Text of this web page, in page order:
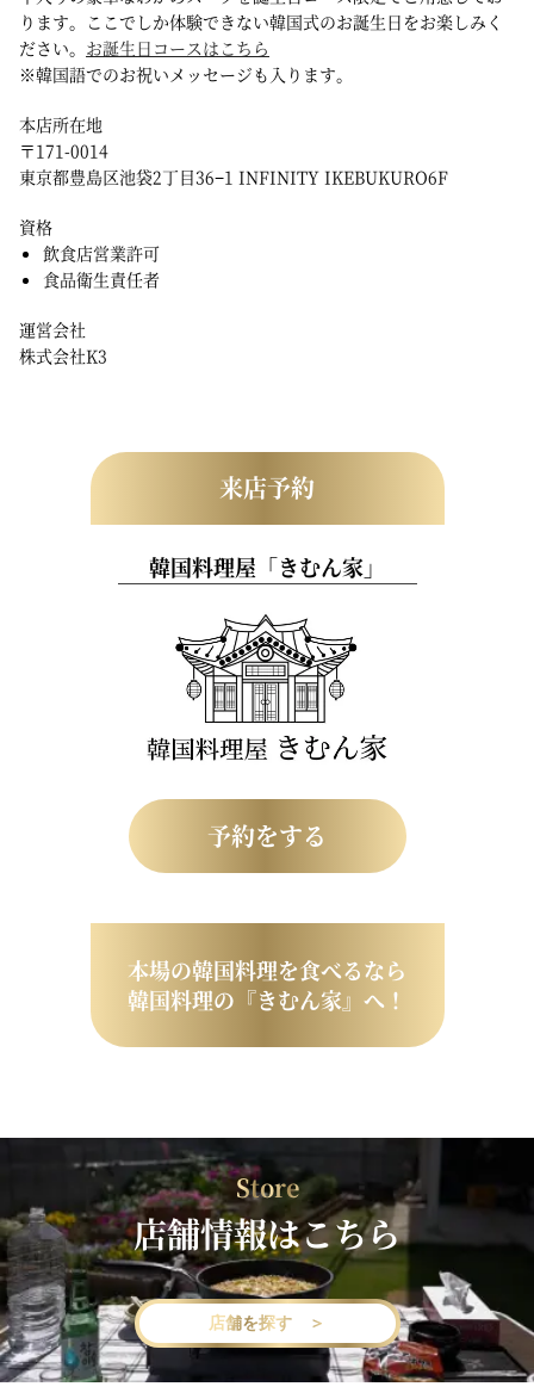
ります。ここでしか体験できない韓国式のお誕生日をお楽しみく
ださい。 お誕生日コースはこちら
※韓国語でのお祝いメッセージも入ります。
本店所在地
〒171-0014
東京都豊島区池袋2丁目36−1 INFINITY IKEBUKURO6F
資格
飲食店営業許可
食品衛生責任者
運営会社
株式会社K3
来店予約
韓国料理屋「きむん家」
予約をする
本場の韓国料理を食べるなら
韓国料理の『きむん家』へ！
Store
店舗情報はこちら
店舗を探す ＞